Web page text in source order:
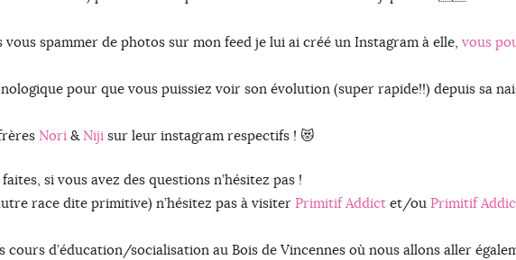
vous spammer de photos sur mon feed je lui ai créé un Instagram à elle, vous
pour que vous puissiez voir son évolution (super rapide!!) depuis sa
Nori & Niji sur leur instagram respectifs ! 😻
si vous avez des questions n’hésitez pas !
race dite primitive) n’hésitez pas à visiter Primitif Addict et/ou Primitif
cours d’éducation/socialisation au Bois de Vincennes où nous allons aller